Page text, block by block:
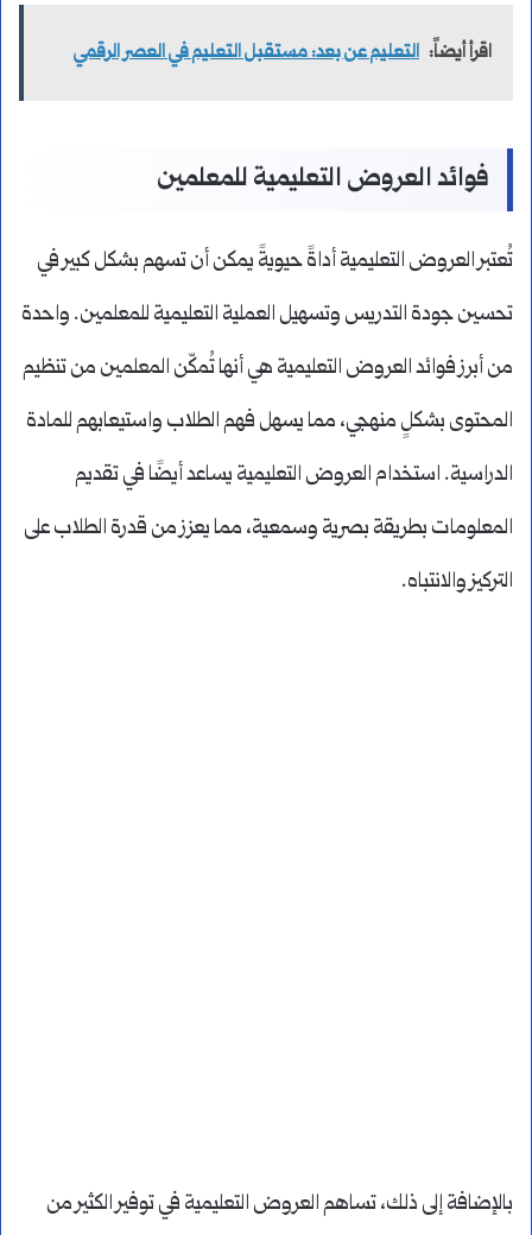
اقرأ أيضاً: التعليم عن بعد: مستقبل التعليم في العصر الرقمي
فوائد العروض التعليمية للمعلمين
تُعتبر العروض التعليمية أداةً حيويةً يمكن أن تسهم بشكل كبير في
تحسين جودة التدريس وتسهيل العملية التعليمية للمعلمين. واحدة
من أبرز فوائد العروض التعليمية هي أنها تُمكّن المعلمين من تنظيم
المحتوى بشكلٍ منهجي، مما يسهل فهم الطلاب واستيعابهم للمادة
الدراسية. استخدام العروض التعليمية يساعد أيضًا في تقديم
المعلومات بطريقة بصرية وسمعية، مما يعزز من قدرة الطلاب على
التركيز والانتباه.
بالإضافة إلى ذلك، تساهم العروض التعليمية في توفير الكثير من